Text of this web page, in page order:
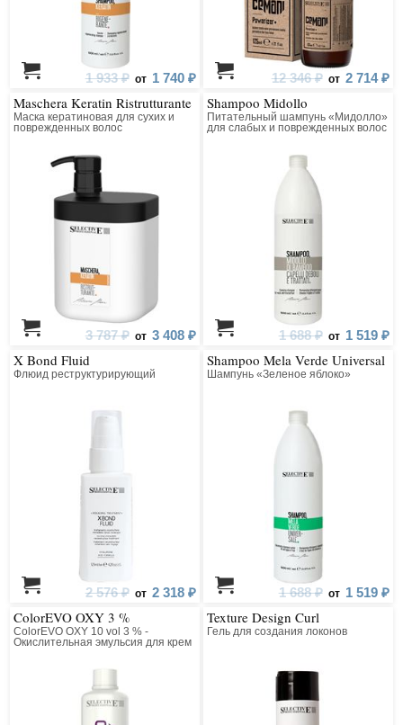
1 933 ₽ от 1 740 ₽ 12 346 ₽ от 2 714 ₽
Maschera Keratin Ristrutturante
Маска кератиновая для сухих и
поврежденных волос
3 787 ₽ от 3 408 ₽
Shampoo Midollo
Питательный шампунь «Мидолло»
для слабых и поврежденных волос
1 688 ₽ от 1 519 ₽
X Bond Fluid
Флюид реструктурирующий
2 576 ₽ от 2 318 ₽
Shampoo Mela Verde Universal
Шампунь «Зеленое яблоко»
1 688 ₽ от 1 519 ₽
ColorEVO OXY 3 %
ColorEVO OXY 10 vol 3 % -
Окислительная эмульсия для крем
Texture Design Curl
Гель для создания локонов